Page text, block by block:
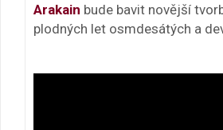
Arakain bude bavit novější
plodných let osmdesátých a